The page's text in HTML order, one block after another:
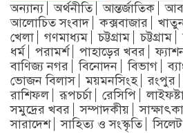
অন্যান্য অর্থনীতি আন্তর্জাতিক
আলোচিত সংবাদ
কক্সবাজার
খেলা
গণমাধ্যম চট্টগ্রাম চট্টগ্রাম
ধর্ম
পরামর্শ পাহাড়ের খবর
বাণিজ্য নগর
বিনোদন বিভাগ
ভোজন বিলাস
ময়মনসিংহ রংপুর
রাশিফল
রূপচর্চা রেসিপি
সমুদ্রের খবর
সম্পাদকীয়
সারাদেশ
সাহিত্য ও সংস্কৃতি সিলেট